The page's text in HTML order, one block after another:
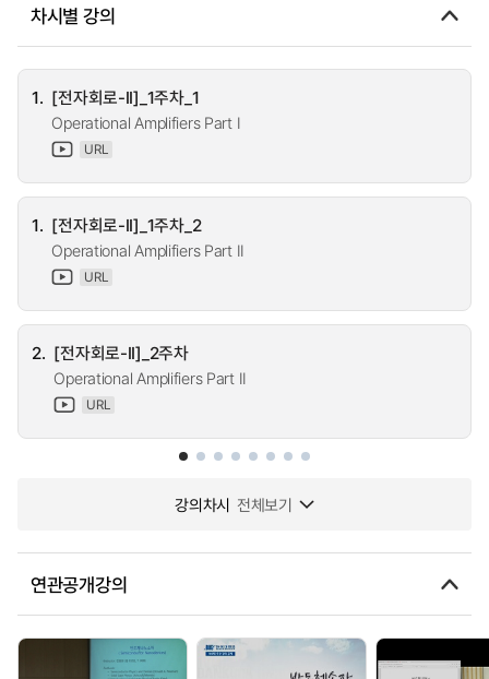
차시별 강의
1. [전자회로-II]_1주차_1
Operational Amplifiers Part I
URL
1. [전자회로-II]_1주차_2
Operational Amplifiers Part II
URL
2. [전자회로-II]_2주차
Operational Amplifiers Part II
URL
강의차시 전체보기
연관공개강의